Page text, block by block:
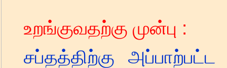
உறங்குவதற்கு முன்பு :
சப்தத்திற்கு